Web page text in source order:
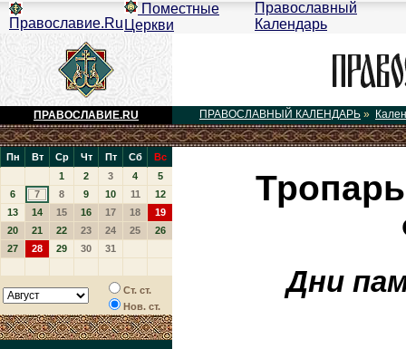
Православие.Ru
Поместные
Церкви
Православный
Календарь
ПРАВОСЛАВИЕ.RU ПРАВОСЛАВНЫЙ КАЛЕНДАРЬ »
Пн Вт Ср Чт Пт Сб
Вс
1
2 3 4
5
6
7 8 9 10 11
12
13
14 15 16 17 18
19
20
21 22 23 24 25
26
27
28 29 30 31
Ст. ст.
Нов. ст.
Дни